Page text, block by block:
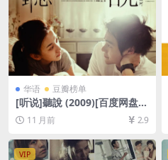
华语 豆瓣榜单
[听说]聽說 (2009)[百度网盘
+夸克网盘1080P超清未删减
资源][网盘在线播放/下载][MP
4/7.5GB][中文字幕]
11 月前 2.9
VIP